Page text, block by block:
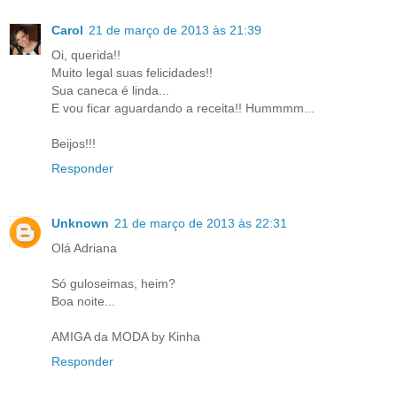
Carol 21 de março de 2013 às 21:39
Oi, querida!!
Muito legal suas felicidades!!
Sua caneca é linda...
E vou ficar aguardando a receita!! Hummmm...
Beijos!!!
Responder
Unknown 21 de março de 2013 às 22:31
Olá Adriana
Só guloseimas, heim?
Boa noite...
AMIGA da MODA by Kinha
Responder